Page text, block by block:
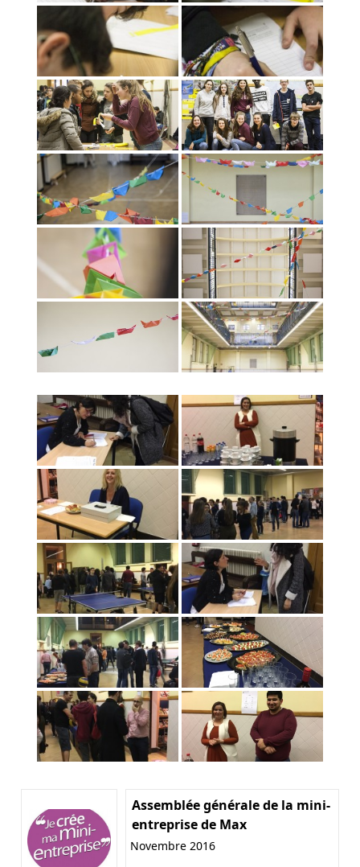
Assemblée générale de la mini-
entreprise de Max
Novembre 2016